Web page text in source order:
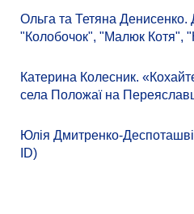
Ольга та Тетяна Денисенко.
"Колобочок", "Малюк Котя",
Катерина Колесник.
села Положаї на
Юлія Дмитренко-
ID)